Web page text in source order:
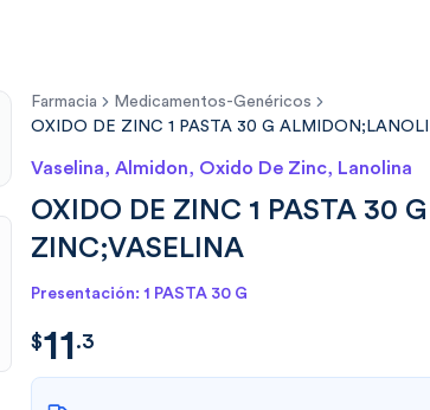
Farmacia
Medicamentos-Genéricos
OXIDO DE ZINC 1 PASTA 30 G
Vaselina, Almidon, Oxido De Zinc, Lanolina
OXIDO DE ZINC 1 PASTA 30
ZINC;VASELINA
Presentación: 1 PASTA 30 G
$11.3
$11.3